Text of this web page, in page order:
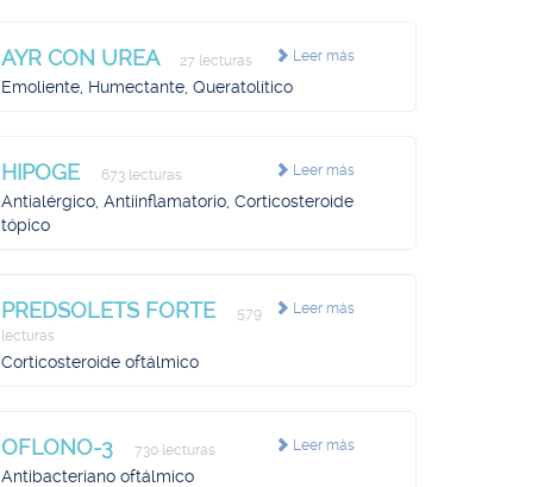
Leer más
AYR CON UREA 27 lecturas
Emoliente, Humectante, Queratolítico
Leer más
HIPOGE 673 lecturas
Antialérgico, Antiinflamatorio, Corticosteroide
tópico
Leer más
PREDSOLETS FORTE
579
lecturas
Corticosteroide oftálmico
Leer más
OFLONO-3 730 lecturas
Antibacteriano oftálmico